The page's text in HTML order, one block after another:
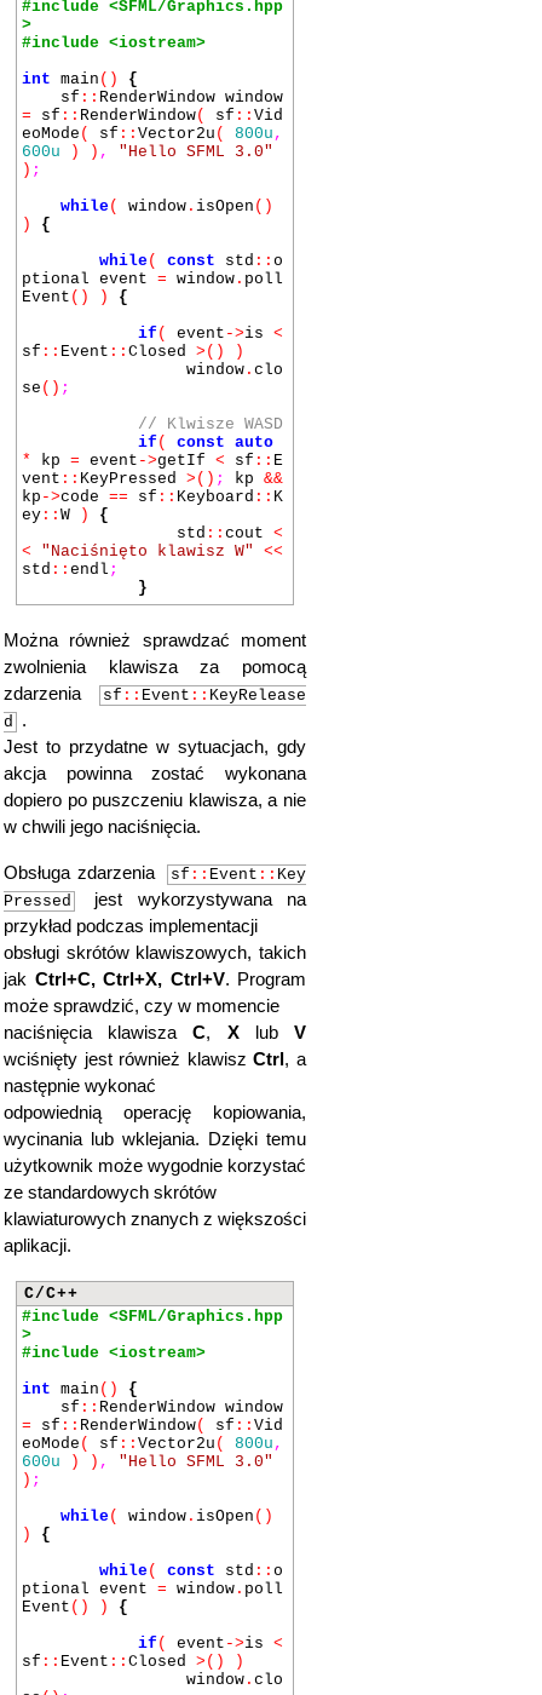
#include <SFML/Graphics.hpp
>
#include <iostream>
int main () {
sf :: RenderWindow window
= sf :: RenderWindow( sf :: Vid
eoMode ( sf :: Vector2u ( 800u ,
600u
) ) , "Hello SFML 3.0"
) ;
while( window . isOpen ()
) {
while( const std :: o
ptional event = window . poll
Event () ) {
if ( event ->is <
sf :: Event :: Closed >() )
window . clo
se () ;
// Klwisze WASD
if ( const auto
* kp = event ->getIf < sf :: E
vent :: KeyPressed >() ; kp &&
kp ->code == sf :: Keyboard :: K
ey :: W ) {
std :: cout <
< "Naciśnięto klawisz W" <<
std :: endl ;
}
*kp =event ->getIf< sf::E
vent::KeyPressed >(); kp&&
kp->code == sf::Keyboard:: K
ey::A)
{
std:: endl;
if(const auto
*kp =event->getIf
:: KeyPressed
::Keyboard::K
ey::S){
std::cout
<"Naciśnięto klawisz S"
std::endl;
}
if(const auto
*kp=event ->getIf<sf::E
vent
KeyPressed >() ;kp &&
kp->code ==sf::Keyboard ::K
ey::D ){
<"Naciśnięto klawisz D"
std::endl
}
// Klawisze kie
runkowe
*kp=event->getIf <sf::E
vent::
->code
ey::Up){
<"Naciśnięto klawisz ze st
rzałką w górę"
l;
if( const auto
* kp =event-> getIf < sf :: E
vent:: KeyPressed>() ; kp&&
kp-> code ==sf :: Keyboard ::
ey
"Naciśnięto klawisz ze st
rzałką w lewo"
}
KeyPressed>();kp &&
kp -> code ==sf::Keyboard
Można również sprawdzać moment
zwolnienia klawisza za pomocą
zdarzenia
sf :: Event :: KeyRelease
d
.
Jest to przydatne w sytuacjach, gdy
akcja powinna zostać wykonana
dopiero po puszczeniu klawisza, a nie
w chwili jego naciśnięcia.
Obsługa zdarzenia sf :: Event :: Key
Pressed
jest wykorzystywana na
przykład podczas implementacji
obsługi skrótów klawiszowych, takich
jak Ctrl+C, Ctrl+X, Ctrl+V. Program
może sprawdzić, czy w momencie
naciśnięcia klawiszaC, XlubV
wciśnięty jest również klawiszCtrl , a
następnie wykonać
odpowiednią operację kopiowania,
wycinania lub wklejania. Dzięki temu
użytkownik może wygodnie korzystać
ze standardowych skrótów
klawiaturowych znanych z większości
aplikacji.
C/C++
#include <SFML/Graphics.hpp
>
#include <iostream>
int main () {
sf :: RenderWindow window
= sf :: RenderWindow( sf :: Vid
eoMode ( sf :: Vector2u ( 800u ,
600u
) ) , "Hello SFML 3.0"
) ;
while( window . isOpen ()
) {
while( const std :: o
ptional event = window . poll
Event () ) {
if ( event ->is <
sf :: Event :: Closed >() )
window . clo